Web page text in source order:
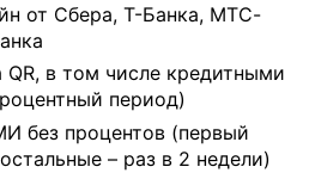
от Сбера, Т-Банка, МТС-
QR, в том числе кредитными
период)
без процентов (первый
– раз в 2 недели)